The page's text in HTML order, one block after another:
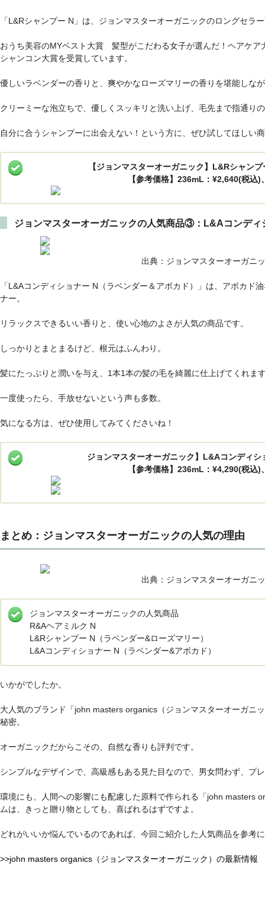
「L&Rシャンプー N」は、ジョンマスターオーガニックのロングセラ
おうち美容のMYベスト大賞 髪型がこだわる女子が選んだ！ヘアケ
シャンコン大賞を受賞しています。
優しいラベンダーの香りと、爽やかなローズマリーの香りを堪能しな
クリーミーな泡立ちで、優しくスッキリと洗い上げ、毛先まで指通り
自分に合うシャンプーに出会えない！という方に、ぜひ試してほしい
【ジョンマスターオーガニック】L&Rシャン
【参考価格】236mL：¥2,640(税込
ジョンマスターオーガニックの人気商品③：L&Aコンデ
出典：ジョンマスターオーガニ
「L&Aコンディショナー N（ラベンダー＆アボカド）」は、アボカド
ナー。
リラックスできるいい香りと、使い心地のよさが人気の商品です。
しっかりとまとまるけど、根元はふんわり。
髪にたっぷりと潤いを与え、1本1本の髪の毛を綺麗に仕上げてくれま
一度使ったら、手放せないという声も多数。
気になる方は、ぜひ使用してみてくださいね！
ジョンマスターオーガニック】L&Aコンディ
【参考価格】236mL：¥4,290(税込
まとめ：ジョンマスターオーガニックの人気の理由
出典：ジョンマスターオーガニ
ジョンマスターオーガニックの人気商品
R&Aヘアミルク N
L&Rシャンプー N（ラベンダー&ローズマリー）
L&Aコンディショナー N（ラベンダー&アボカド）
いかがでしたか。
大人気のブランド「john masters organics（ジョンマスターオーガニ
秘密。
オーガニックだからこその、自然な香りも評判です。
シンプルなデザインで、高級感もある見た目なので、男女問わず、プ
環境にも、人間への影響にも配慮した原料で作られる「john masters
ムは、きっと贈り物としても、喜ばれるはずですよ。
どれがいいか悩んでいるのであれば、今回ご紹介した人気商品を参考
>>john masters organics（ジョンマスターオーガニック）の最新情報